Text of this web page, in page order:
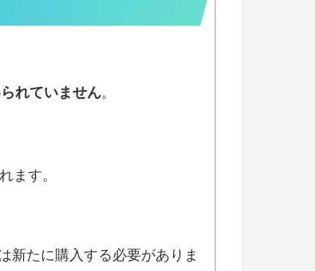
れていません。
ます。
新たに購入する必要がありま